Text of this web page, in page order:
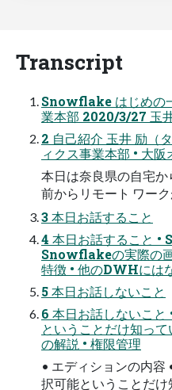
Transcript
Snowflake はじめの
業本部 2020/3/27 玉
2 自己紹介 玉井 励（
ィクス事業本部 • 大阪
本日は奈良県の自宅
前からリモート ワー
3 本日お話すること
4 本日お話すること
Snowflakeの実際の
特徴 • 他のDWHには
5 本日お話しないこと
6 本日お話しないこと
ということだけ知っ
の解説 • 権限管理
• エディションの内容
択可能ということだ